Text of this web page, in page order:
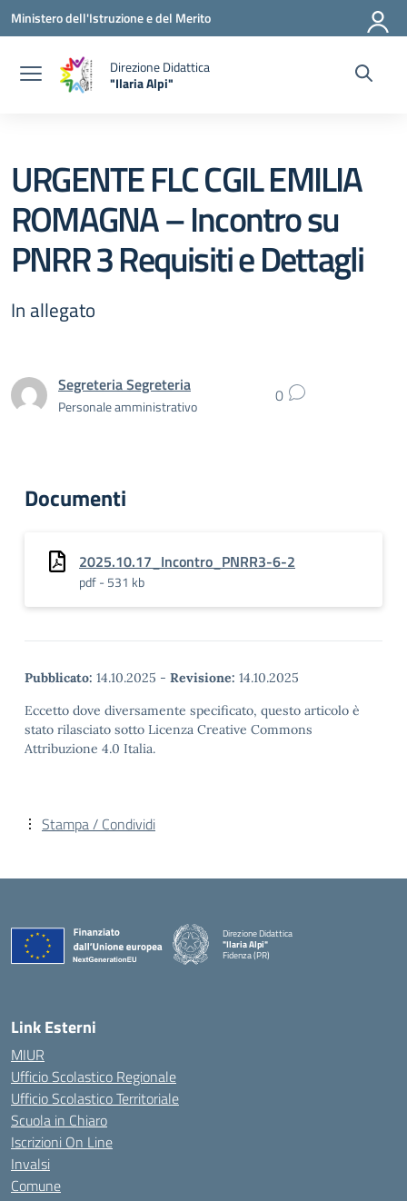
Vai ai contenuti
Vai al menu di navigazione
Vai al footer
Ministero dell'Istruzione e del Merito
Direzione Didattica
"Ilaria Alpi"
URGENTE FLC CGIL EMILIA
ROMAGNA – Incontro su
PNRR 3 Requisiti e Dettagli
In allegato
Segreteria Segreteria
Personale amministrativo 0
Documenti
2025.10.17_Incontro_PNRR3-6-2
pdf - 531 kb
Pubblicato: 14.10.2025 - Revisione: 14.10.2025
Eccetto dove diversamente specificato, questo articolo è
stato rilasciato sotto Licenza Creative Commons
Attribuzione 4.0 Italia.
Stampa / Condividi
Direzione Didattica
"Ilaria Alpi"
Fidenza (PR)
Link Esterni
MIUR
Ufficio Scolastico Regionale
Ufficio Scolastico Territoriale
Scuola in Chiaro
Iscrizioni On Line
Invalsi
Comune